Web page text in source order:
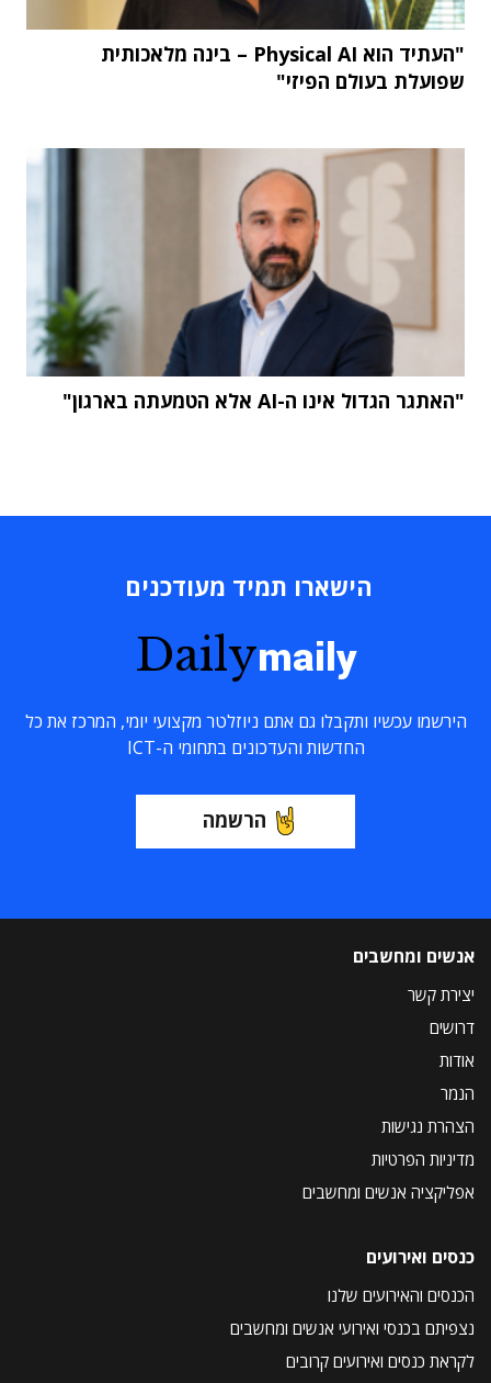
"העתיד הוא Physical AI – בינה מלאכותית
שפועלת בעולם הפיזי"
"האתגר הגדול אינו ה-AI אלא הטמעתה בארגון"
הישארו תמיד מעודכנים
Dailymaily
הירשמו עכשיו ותקבלו גם אתם ניוזלטר מקצועי יומי, המרכז את כל
החדשות והעדכונים בתחומי ה-ICT
הרשמה
אנשים ומחשבים
יצירת קשר
דרושים
אודות
הנמר
הצהרת נגישות
מדיניות הפרטיות
אפליקציה אנשים ומחשבים
כנסים ואירועים
הכנסים והאירועים שלנו
נצפיתם בכנסי ואירועי אנשים ומחשבים
לקראת כנסים ואירועים קרובים